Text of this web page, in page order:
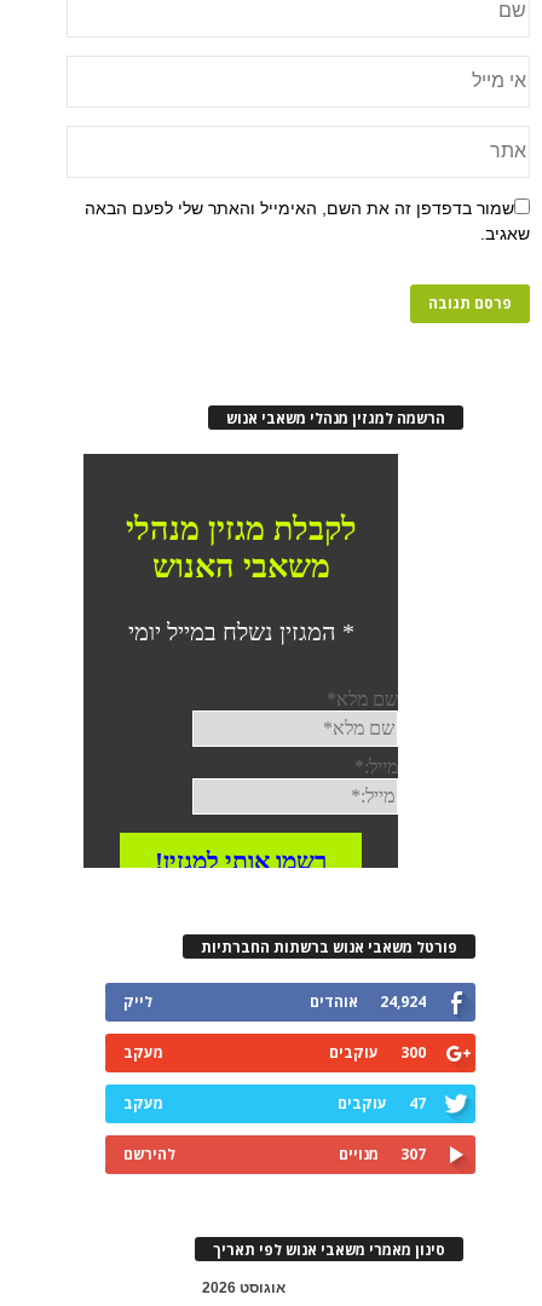
שמור בדפדפן זה את השם, האימייל והאתר שלי לפעם הבאה
שאגיב.
הרשמה למגזין מנהלי משאבי אנוש
פורטל משאבי אנוש ברשתות החברתיות
24,924 אוהדים לייק
300 עוקבים מעקב
47 עוקבים מעקב
307 מנויים להירשם
סינון מאמרי משאבי אנוש לפי תאריך
אוגוסט 2026